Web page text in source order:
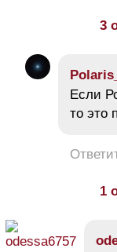
3
Polaris_
Если
то это
1